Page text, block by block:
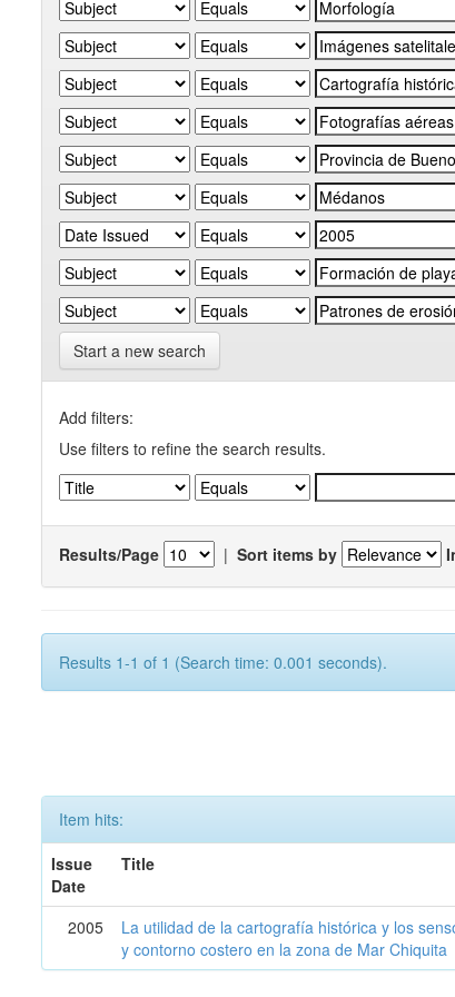
Start a new search
Add filters:
Use filters to refine the search results.
Results/Page | Sort items by
Results 1-1 of 1 (Search time: 0.001 seconds).
Item hits:
Issue
Date
Title
2005
La utilidad de la cartografía histórica y los
y contorno costero en la zona de Mar Chiquita